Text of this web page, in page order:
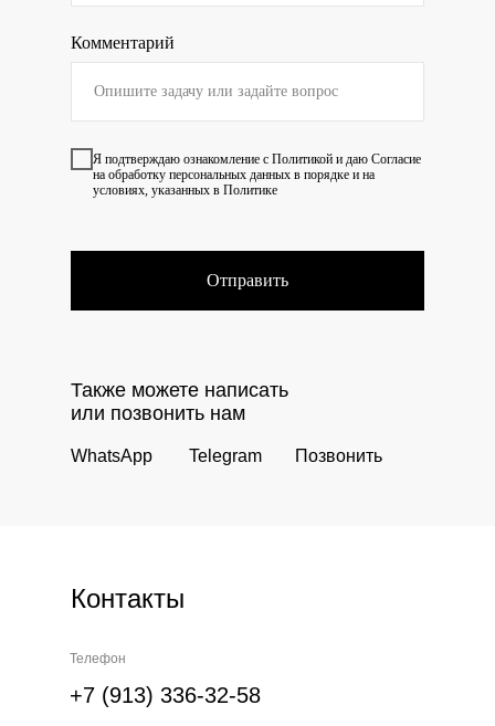
Комментарий
Я подтверждаю ознакомление с Политикой и даю Согласие
на обработку персональных данных в порядке и на
условиях, указанных в Политике
Отправить
Позвонить
Telegram
WhatsApp
Также можете написать
или позвонить нам
Контакты
Телефон
+7 (913) 336-32-58